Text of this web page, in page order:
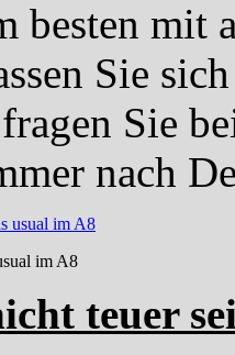
besten mit
Sie
Sie
nach
im A8
teuer